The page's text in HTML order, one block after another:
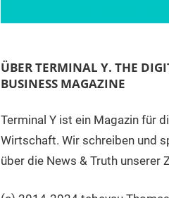
ÜBER TERMINAL Y. THE
BUSINESS MAGAZINE
Terminal Y ist ein Magazin für
Wirtschaft. Wir schreiben und
über die News & Truth unserer